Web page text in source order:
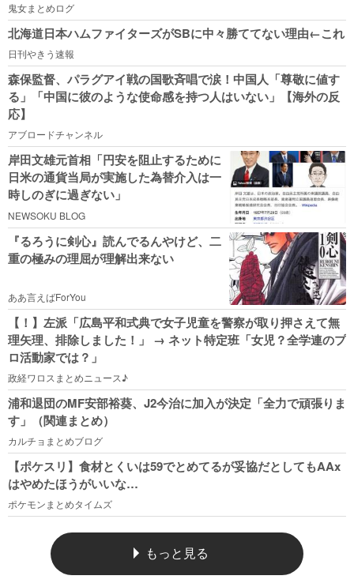
鬼女まとめログ
北海道日本ハムファイターズがSBに中々勝ててない理由←これ
日刊やきう速報
森保監督、パラグアイ戦の国歌斉唱で涙！中国人「尊敬に値す
る」「中国に彼のような使命感を持つ人はいない」【海外の反
応】
アブロードチャンネル
岸田文雄元首相「円安を阻止するために
日米の通貨当局が実施した為替介入は一
時しのぎに過ぎない」
NEWSOKU BLOG
『るろうに剣心』読んでるんやけど、二
重の極みの理屈が理解出来ない
ああ言えばForYou
【！】左派「広島平和式典で女子児童を警察が取り押さえて無
理矢理、排除しました！」 → ネット特定班「女児？全学連のプ
ロ活動家では？」
政経ワロスまとめニュース♪
浦和退団のMF安部裕葵、J2今治に加入が決定「全力で頑張りま
す」（関連まとめ）
カルチョまとめブログ
【ポケスリ】食材とくいは59でとめてるが妥協だとしてもAAx
はやめたほうがいいな…
ポケモンまとめタイムズ
もっと見る